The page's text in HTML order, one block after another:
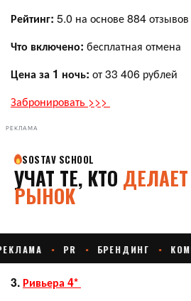
Рейтинг: 5.0 на основе 884 отзывов
Что включено: бесплатная отмена
Цена за 1 ночь: от 33 406 рублей
Забронировать >>>
РЕКЛАМА
3.Ривьера 4*